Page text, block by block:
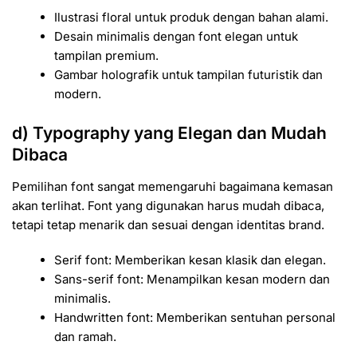
Ilustrasi floral untuk produk dengan bahan alami.
Desain minimalis dengan font elegan untuk
tampilan premium.
Gambar holografik untuk tampilan futuristik dan
modern.
d) Typography yang Elegan dan Mudah
Dibaca
Pemilihan font sangat memengaruhi bagaimana kemasan
akan terlihat. Font yang digunakan harus mudah dibaca,
tetapi tetap menarik dan sesuai dengan identitas brand.
Serif font: Memberikan kesan klasik dan elegan.
Sans-serif font: Menampilkan kesan modern dan
minimalis.
Handwritten font: Memberikan sentuhan personal
dan ramah.